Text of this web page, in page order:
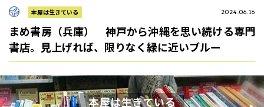
本屋は生きている 2024.06.16
まめ書房（兵庫） 神戸から沖縄を思い続ける専門
書店。見上げれば、限りなく緑に近いブルー
本屋は生きている